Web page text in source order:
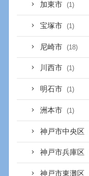
加東市 (1)
宝塚市 (1)
尼崎市 (18)
川西市 (1)
明石市 (1)
洲本市 (1)
神戸市中央区
神戸市兵庫区
神戸市東灘区